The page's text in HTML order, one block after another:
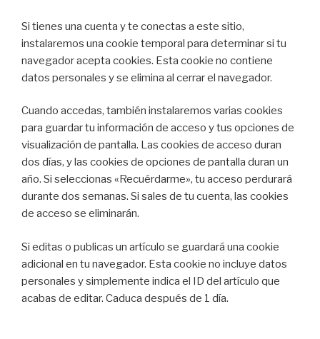
Si tienes una cuenta y te conectas a este sitio,
instalaremos una cookie temporal para determinar si tu
navegador acepta cookies. Esta cookie no contiene
datos personales y se elimina al cerrar el navegador.
Cuando accedas, también instalaremos varias cookies
para guardar tu información de acceso y tus opciones de
visualización de pantalla. Las cookies de acceso duran
dos días, y las cookies de opciones de pantalla duran un
año. Si seleccionas «Recuérdarme», tu acceso perdurará
durante dos semanas. Si sales de tu cuenta, las cookies
de acceso se eliminarán.
Si editas o publicas un artículo se guardará una cookie
adicional en tu navegador. Esta cookie no incluye datos
personales y simplemente indica el ID del artículo que
acabas de editar. Caduca después de 1 día.